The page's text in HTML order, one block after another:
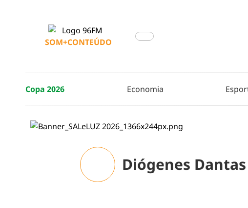
SOM+CONTEÚDO
Copa 2026 Economia
Diógenes Dantas